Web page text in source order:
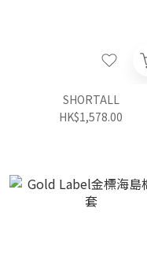
SHORTALL
HK$1,578.00